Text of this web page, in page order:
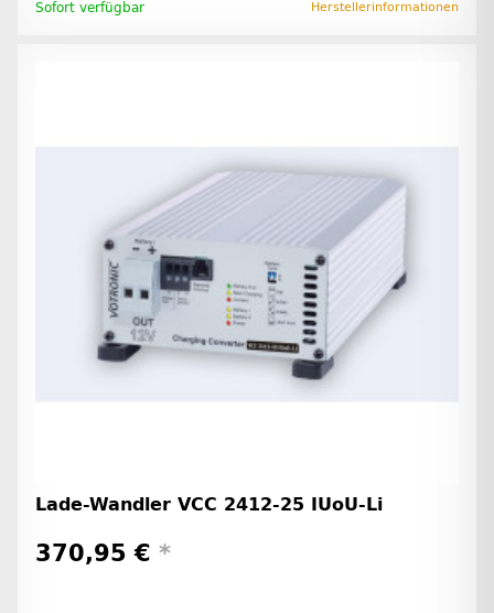
Sofort verfügbar Herstellerinformationen
Lade-Wandler VCC 2412-25 IUoU-Li
370,95 € *